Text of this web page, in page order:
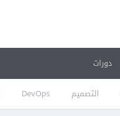
التصميم DevOps
دورات